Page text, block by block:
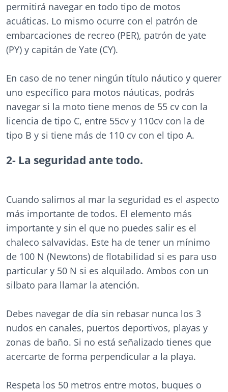
permitirá navegar en todo tipo de motos
acuáticas. Lo mismo ocurre con el patrón de
embarcaciones de recreo (PER), patrón de yate
(PY) y capitán de Yate (CY).
En caso de no tener ningún título náutico y querer
uno específico para motos náuticas, podrás
navegar si la moto tiene menos de 55 cv con la
licencia de tipo C, entre 55cv y 110cv con la de
tipo B y si tiene más de 110 cv con el tipo A.
2- La seguridad ante todo.
Cuando salimos al mar la seguridad es el aspecto
más importante de todos. El elemento más
importante y sin el que no puedes salir es el
chaleco salvavidas. Este ha de tener un mínimo
de 100 N (Newtons) de flotabilidad si es para uso
particular y 50 N si es alquilado. Ambos con un
silbato para llamar la atención.
Debes navegar de día sin rebasar nunca los 3
nudos en canales, puertos deportivos, playas y
zonas de baño. Si no está señalizado tienes que
acercarte de forma perpendicular a la playa.
Respeta los 50 metros entre motos, buques o